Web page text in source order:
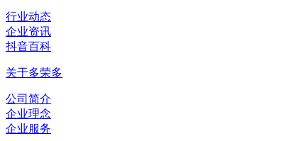
行业动态
企业资讯
抖音百科
关于多荣多
公司简介
企业理念
企业服务